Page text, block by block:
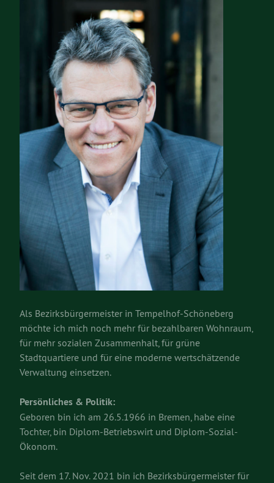
Als Bezirksbürgermeister in Tempelhof-Schöneberg
möchte ich mich noch mehr für bezahlbaren Wohnraum,
für mehr sozialen Zusammenhalt, für grüne
Stadtquartiere und für eine moderne wertschätzende
Verwaltung einsetzen.
Persönliches & Politik:
Geboren bin ich am 26.5.1966 in Bremen, habe eine
Tochter, bin Diplom-Betriebswirt und Diplom-Sozial-
Ökonom.
Seit dem 17. Nov. 2021 bin ich Bezirksbürgermeister für